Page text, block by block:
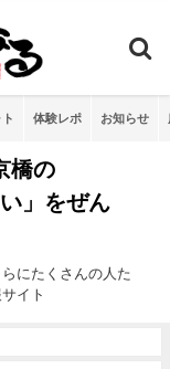
体験レポ お知らせ
橋の
」をぜん
にたくさんの人た
イト